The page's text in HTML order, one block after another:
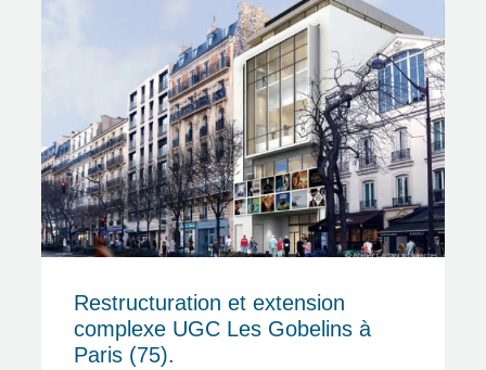
Restructuration et extension
complexe UGC Les Gobelins à
Paris (75).